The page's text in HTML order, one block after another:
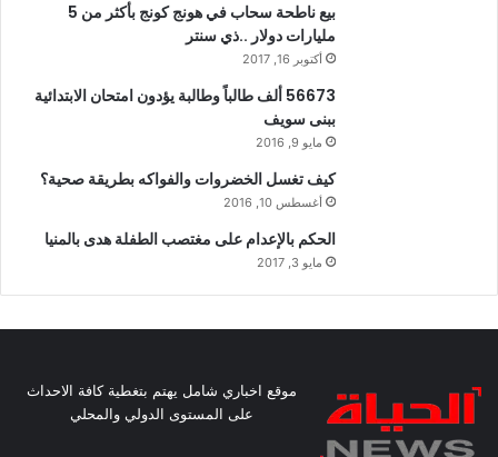
بيع ناطحة سحاب في هونج كونج بأكثر من 5
مليارات دولار ..ذي سنتر
أكتوبر 16, 2017
56673 ألف طالباً وطالبة يؤدون امتحان الابتدائية
ببنى سويف
مايو 9, 2016
كيف تغسل الخضروات والفواكه بطريقة صحية؟
أغسطس 10, 2016
الحكم بالإعدام على مغتصب الطفلة هدى بالمنيا
مايو 3, 2017
موقع اخباري شامل يهتم بتغطية كافة الاحداث
على المستوى الدولي والمحلي